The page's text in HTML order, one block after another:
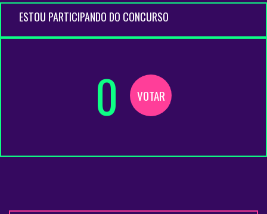
ESTOU PARTICIPANDO DO CONCURSO
0 VOTAR